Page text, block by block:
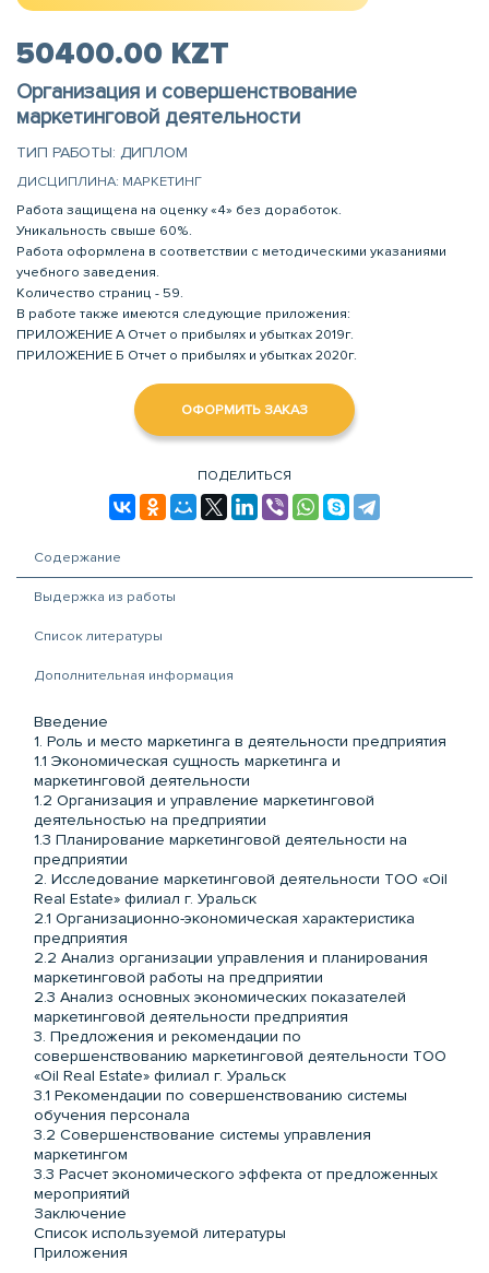
50400.00 KZT
Организация и совершенствование
маркетинговой деятельности
ТИП РАБОТЫ: ДИПЛОМ
ДИСЦИПЛИНА: МАРКЕТИНГ
Работа защищена на оценку «4» без доработок.
Уникальность свыше 60%.
Работа оформлена в соответствии с методическими указаниями
учебного заведения.
Количество страниц - 59.
В работе также имеются следующие приложения:
ПРИЛОЖЕНИЕ А Отчет о прибылях и убытках 2019г.
ПРИЛОЖЕНИЕ Б Отчет о прибылях и убытках 2020г.
ОФОРМИТЬ ЗАКАЗ
ПОДЕЛИТЬСЯ
Содержание
Выдержка из работы
Список литературы
Дополнительная информация
Введение
1. Роль и место маркетинга в деятельности предприятия
1.1 Экономическая сущность маркетинга и
маркетинговой деятельности
1.2 Организация и управление маркетинговой
деятельностью на предприятии
1.3 Планирование маркетинговой деятельности на
предприятии
2. Исследование маркетинговой деятельности ТОО «Oil
Real Estate» филиал г. Уральск
2.1 Организационно-экономическая характеристика
предприятия
2.2 Анализ организации управления и планирования
маркетинговой работы на предприятии
2.3 Анализ основных экономических показателей
маркетинговой деятельности предприятия
3. Предложения и рекомендации по
совершенствованию маркетинговой деятельности ТОО
«Oil Real Estate» филиал г. Уральск
3.1 Рекомендации по совершенствованию системы
обучения персонала
3.2 Совершенствование системы управления
маркетингом
3.3 Расчет экономического эффекта от предложенных
мероприятий
Заключение
Список используемой литературы
Приложения